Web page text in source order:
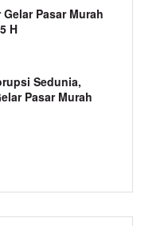
Pasar Murah
H
Sedunia,
Pasar Murah